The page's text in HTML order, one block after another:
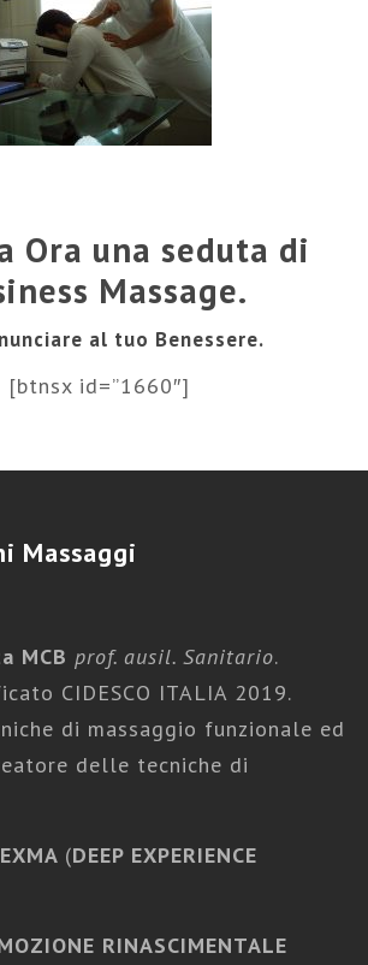
Ora una seduta di
Massage.
al tuo Benessere.
[btnsx id=”1660″]
Massaggi
MCB prof. ausil. Sanitario.
CIDESCO ITALIA 2019.
di massaggio funzionale ed
delle tecniche di
(DEEP EXPERIENCE
RINASCIMENTALE